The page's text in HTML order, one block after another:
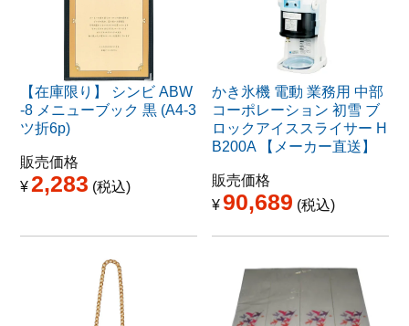
【在庫限り】 シンビ ABW
-8 メニューブック 黒 (A4-3
ツ折6p)
販売価格
¥2,283 税込
かき氷機 電動 業務用 中部
コーポレーション 初雪 ブ
ロックアイススライサー H
B200A 【メーカー直送】
販売価格
¥90,689 税込